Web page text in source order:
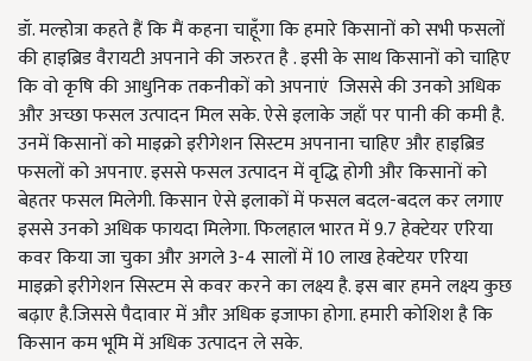
डॉ. मल्होत्रा कहते हैं कि मैं कहना चाहूँगा कि हमारे किसानों को सभी फसलों
की हाइब्रिड वैरायटी अपनाने की जरुरत है . इसी के साथ किसानों को चाहिए
कि वो कृषि की आधुनिक तकनीकों को अपनाएं जिससे की उनको अधिक
और अच्छा फसल उत्पादन मिल सके. ऐसे इलाके जहाँ पर पानी की कमी है.
उनमें किसानों को माइक्रो इरीगेशन सिस्टम अपनाना चाहिए और हाइब्रिड
फसलों को अपनाए. इससे फसल उत्पादन में वृद्धि होगी और किसानों को
बेहतर फसल मिलेगी. किसान ऐसे इलाकों में फसल बदल-बदल कर लगाए
इससे उनको अधिक फायदा मिलेगा.फिलहाल भारत में 9.7 हेक्टेयर एरिया
कवर किया जा चुका और अगले 3-4 सालों में 10 लाख हेक्टेयर एरिया
माइक्रो इरीगेशन सिस्टम से कवर करने का लक्ष्य है. इस बार हमने लक्ष्य कुछ
बढ़ाए है.जिससे पैदावार में और अधिक इजाफा होगा. हमारी कोशिश है कि
किसान कम भूमि में अधिक उत्पादन ले सके.